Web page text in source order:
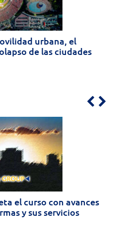
urbana, el
de las ciudades
el curso con avances
y sus servicios